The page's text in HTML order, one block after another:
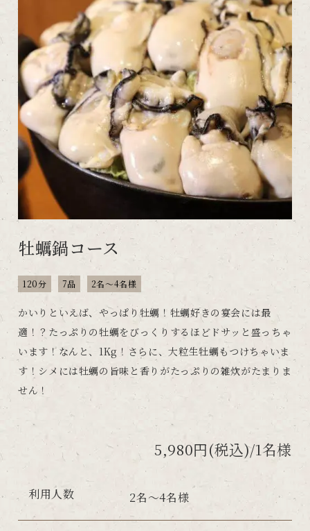
牡蠣鍋コース
120分 7品 2名～4名様
かいりといえば、やっぱり牡蠣！牡蠣好きの宴会には最
適！？たっぷりの牡蠣をびっくりするほどドサッと盛っちゃ
います！なんと、1Kg！さらに、大粒生牡蠣もつけちゃいま
す！シメには牡蠣の旨味と香りがたっぷりの雑炊がたまりま
せん！
5,980円(税込)/1名様
利用人数 2名～4名様